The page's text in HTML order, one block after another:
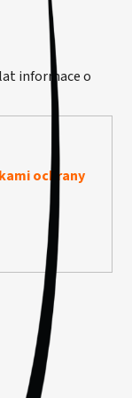
informace o
ochrany